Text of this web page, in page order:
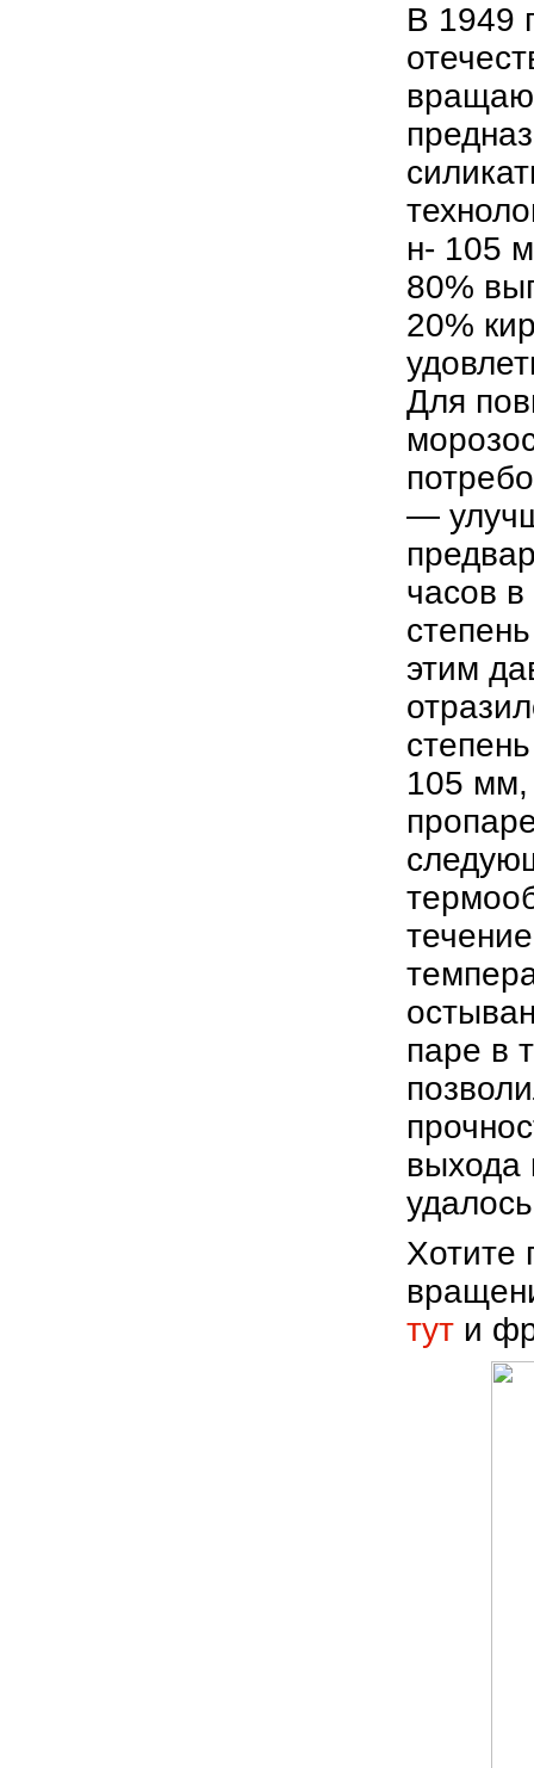
В 1949
н- 105
80%
20%
Для
—
часов
этим
105 мм,
паре в
выхода
Хотите
тут и